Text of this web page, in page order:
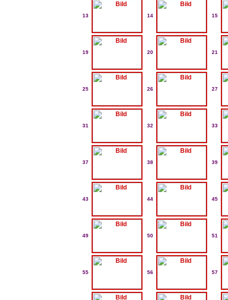
13 14 15
19 20 21
25 26 27
31 32 33
37 38 39
43 44 45
49 50 51
55 56 57